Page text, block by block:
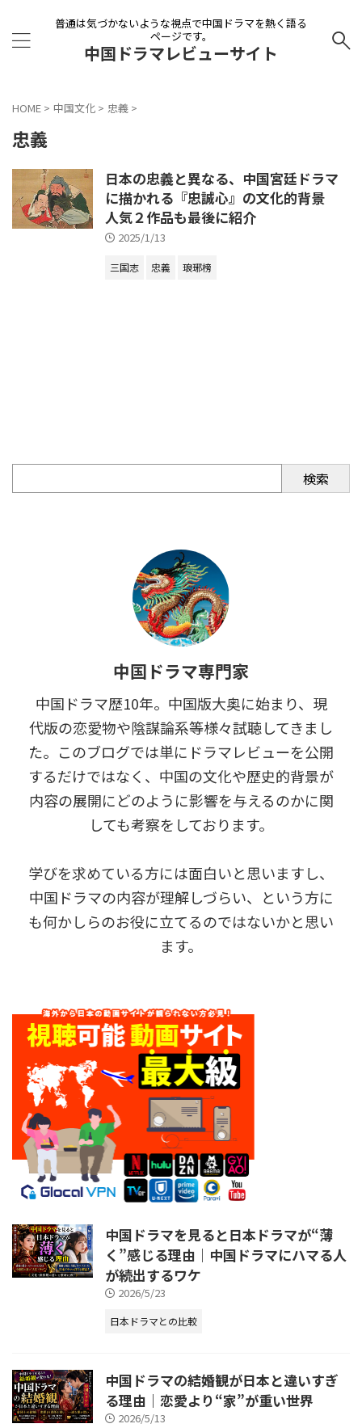
普通は気づかないような視点で中国ドラマを熱く語る
ページです。
中国ドラマレビューサイト
HOME > 中国文化 > 忠義 >
忠義
日本の忠義と異なる、中国宮廷ドラマ
に描かれる『忠誠心』の文化的背景
人気２作品も最後に紹介
2025/1/13
三国志 忠義 琅琊榜
検索
中国ドラマ専門家
中国ドラマ歴10年。中国版大奥に始まり、現
代版の恋愛物や陰謀論系等様々試聴してきまし
た。このブログでは単にドラマレビューを公開
するだけではなく、中国の文化や歴史的背景が
内容の展開にどのように影響を与えるのかに関
しても考察をしております。
学びを求めている方には面白いと思いますし、
中国ドラマの内容が理解しづらい、という方に
も何かしらのお役に立てるのではないかと思い
ます。
中国ドラマを見ると日本ドラマが“薄
く”感じる理由｜中国ドラマにハマる人
が続出するワケ
2026/5/23
日本ドラマとの比較
中国ドラマの結婚観が日本と違いすぎ
る理由｜恋愛より“家”が重い世界
2026/5/13